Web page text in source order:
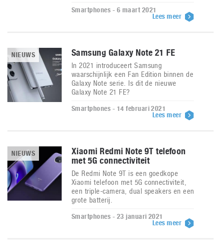
Smartphones - 6 maart 2021
Lees meer
NIEUWS Samsung Galaxy Note 21 FE
In 2021 introduceert Samsung
waarschijnlijk een Fan Edition binnen de
Galaxy Note serie. Is dit de nieuwe
Galaxy Note 21 FE?
Smartphones - 14 februari 2021
Lees meer
NIEUWS
Xiaomi Redmi Note 9T telefoon
met 5G connectiviteit
De Redmi Note 9T is een goedkope
Xiaomi telefoon met 5G connectiviteit,
een triple-camera, dual speakers en een
grote batterij.
Smartphones - 23 januari 2021
Lees meer